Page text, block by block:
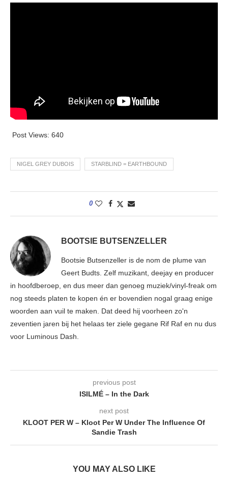
Post Views: 640
NIGEL GREY DUBOIS STARBLIND = EARTHBOUND
0
BOOTSIE BUTSENZELLER
Bootsie Butsenzeller is de nom de plume van
Geert Budts. Zelf muzikant, deejay en producer
in hoofdberoep, en dus meer dan genoeg muziek/vinyl-freak om
nog steeds platen te kopen én er bovendien nogal graag enige
woorden aan vuil te maken. Dat deed hij voorheen zo'n
zeventien jaren bij het helaas ter ziele gegane Rif Raf en nu dus
voor Luminous Dash.
previous post
ISILMÉ – In the Dark
next post
KLOOT PER W – Kloot Per W Under The Influence Of
Sandie Trash
YOU MAY ALSO LIKE